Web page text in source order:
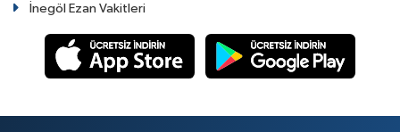
İnegöl Ezan Vakitleri